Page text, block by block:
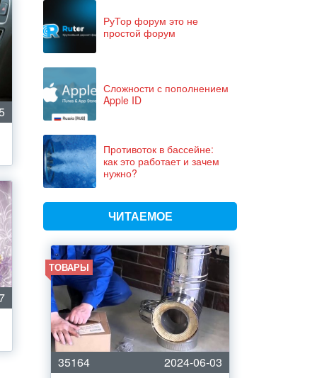
РуТор форум это не
простой форум
Сложности с пополнением
Apple ID
Противоток в бассейне:
как это работает и зачем
нужно?
ЧИТАЕМОЕ
ТОВАРЫ
35164
2024-06-03